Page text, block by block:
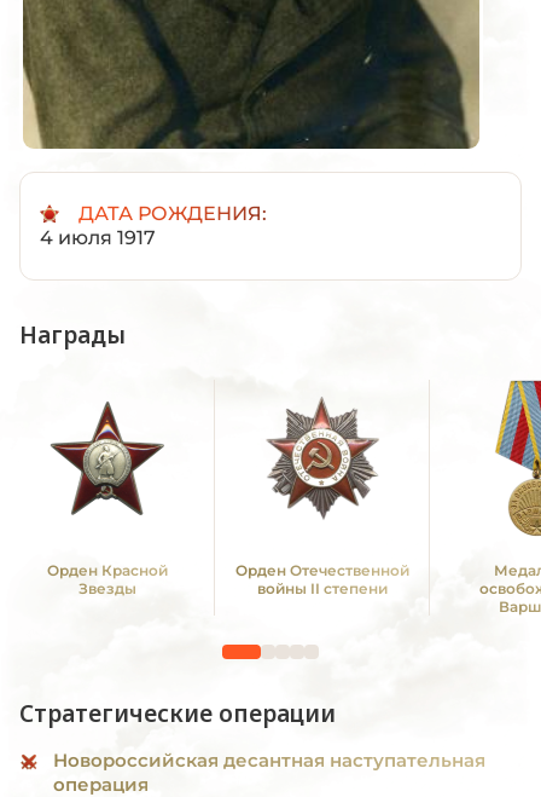
ДАТА РОЖДЕНИЯ:
4 июля 1917
Награды
Орден Красной
Звезды
Орден Отечественной
войны II степени
Стратегические операции
Новороссийская десантная наступательная
операция